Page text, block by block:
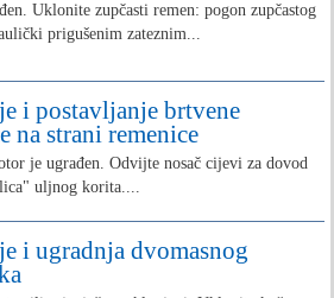
Uklonite zupčasti remen: pogon zupčastog
prigušenim zateznim...
i postavljanje brtvene
na strani remenice
je ugrađen. Odvijte nosač cijevi za dovod
uljnog korita....
i ugradnja dvomasnog